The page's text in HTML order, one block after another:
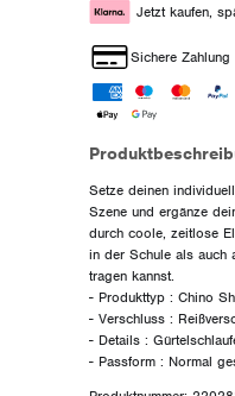
Jetzt kaufen,
Sichere Zahlung
Setze deinen
Szene und ergänze
durch coole, zeitlose
in der Schule als auch
tragen kannst.
- Produkttyp : Chino
- Verschluss :
- Details :